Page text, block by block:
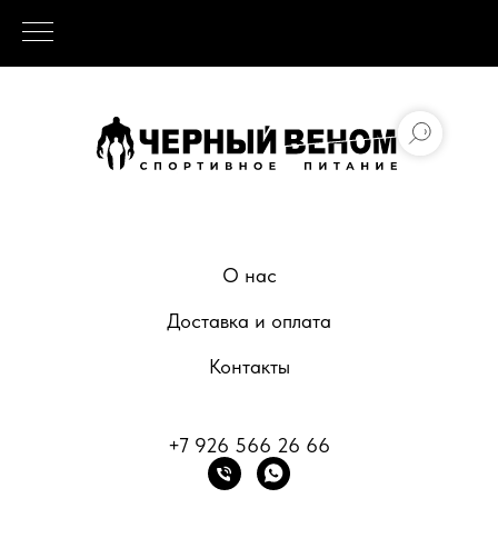
О нас
Доставка и оплата
Контакты
+7 926 566 26 66